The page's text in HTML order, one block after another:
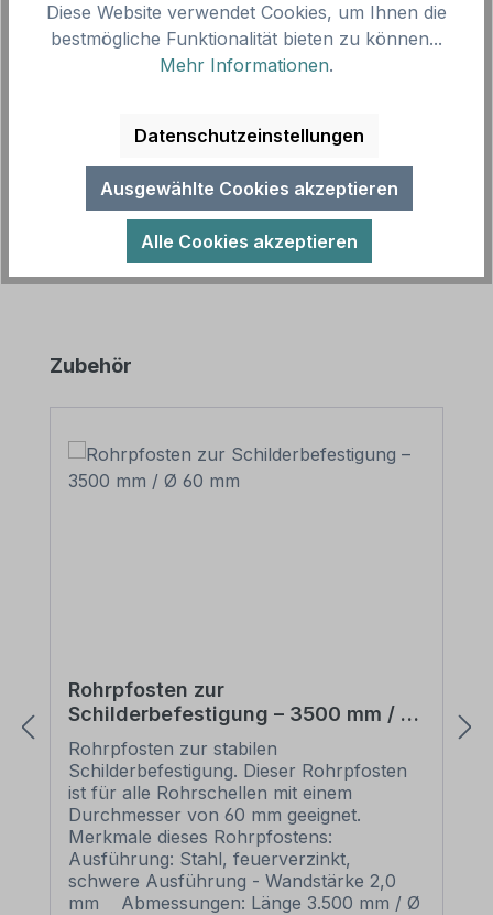
Vorlagenummer:
BR-SK-03
Gebotsschild für Schwimmbäder und Badebereiche
als Kombinationsschild mit Zusatztext.
Kombinationsschilder beinhalten genorm…Mehr
Produktgalerie überspringen
Zubehör
Rohrpfosten zur
Schilderbefestigung – 3500 mm / Ø
60 mm
Rohrpfosten zur stabilen
Schilderbefestigung. Dieser Rohrpfosten
ist für alle Rohrschellen mit einem
Durchmesser von 60 mm geeignet.
Merkmale dieses Rohrpfostens:
Ausführung: Stahl, feuerverzinkt,
schwere Ausführung - Wandstärke 2,0
mm Abmessungen: Länge 3.500 mm / Ø
Diese Website verwendet Cookies, um Ihnen die
bestmögliche Funktionalität bieten zu können...
Mehr Informationen.
Datenschutzeinstellungen
Ausgewählte Cookies akzeptieren
Alle Cookies akzeptieren